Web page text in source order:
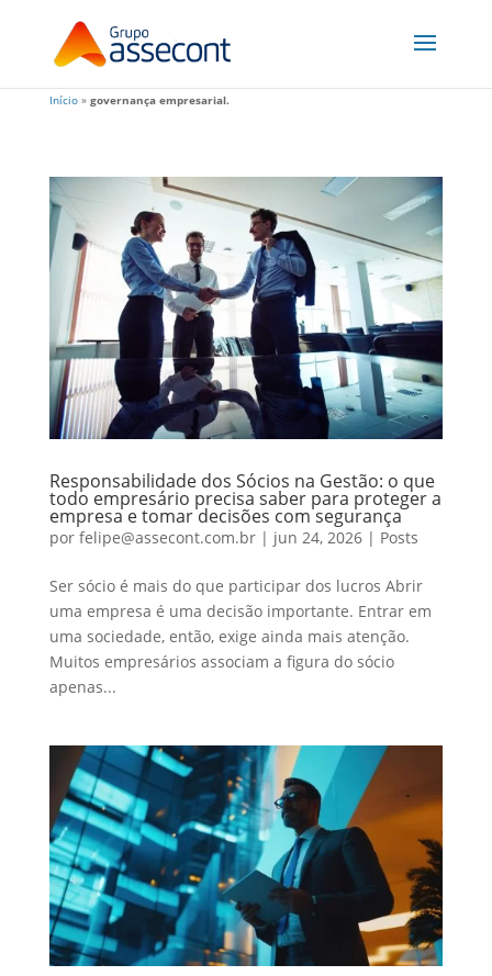
Início» governança empresarial.
Responsabilidade dos Sócios na Gestão: o que
todo empresário precisa saber para proteger a
empresa e tomar decisões com segurança
por felipe@assecont.com.br| jun 24, 2026| Posts
Ser sócio é mais do que participar dos lucros Abrir
uma empresa é uma decisão importante. Entrar em
uma sociedade, então, exige ainda mais atenção.
Muitos empresários associam a figura do sócio
apenas...